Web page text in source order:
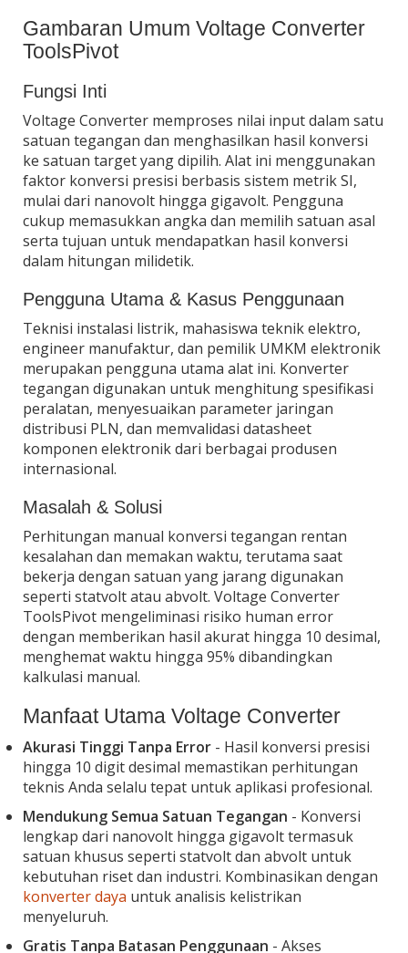
Gambaran Umum Voltage Converter
ToolsPivot
Fungsi Inti
Voltage Converter memproses nilai input dalam satu
satuan tegangan dan menghasilkan hasil konversi
ke satuan target yang dipilih. Alat ini menggunakan
faktor konversi presisi berbasis sistem metrik SI,
mulai dari nanovolt hingga gigavolt. Pengguna
cukup memasukkan angka dan memilih satuan asal
serta tujuan untuk mendapatkan hasil konversi
dalam hitungan milidetik.
Pengguna Utama & Kasus Penggunaan
Teknisi instalasi listrik, mahasiswa teknik elektro,
engineer manufaktur, dan pemilik UMKM elektronik
merupakan pengguna utama alat ini. Konverter
tegangan digunakan untuk menghitung spesifikasi
peralatan, menyesuaikan parameter jaringan
distribusi PLN, dan memvalidasi datasheet
komponen elektronik dari berbagai produsen
internasional.
Masalah & Solusi
Perhitungan manual konversi tegangan rentan
kesalahan dan memakan waktu, terutama saat
bekerja dengan satuan yang jarang digunakan
seperti statvolt atau abvolt. Voltage Converter
ToolsPivot mengeliminasi risiko human error
dengan memberikan hasil akurat hingga 10 desimal,
menghemat waktu hingga 95% dibandingkan
kalkulasi manual.
Manfaat Utama Voltage Converter
Akurasi Tinggi Tanpa Error - Hasil konversi presisi
hingga 10 digit desimal memastikan perhitungan
teknis Anda selalu tepat untuk aplikasi profesional.
Mendukung Semua Satuan Tegangan - Konversi
lengkap dari nanovolt hingga gigavolt termasuk
satuan khusus seperti statvolt dan abvolt untuk
kebutuhan riset dan industri. Kombinasikan dengan
konverter daya untuk analisis kelistrikan
menyeluruh.
Gratis Tanpa Batasan Penggunaan - Akses